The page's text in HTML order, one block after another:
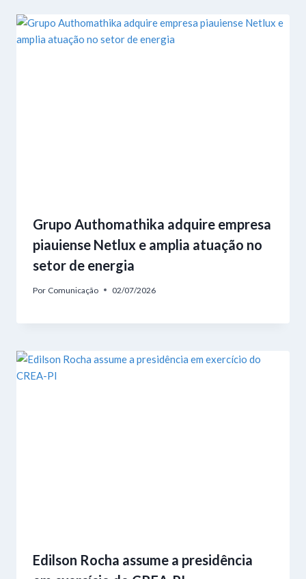
Grupo Authomathika adquire empresa
piauiense Netlux e amplia atuação no
setor de energia
Por Comunicação 02/07/2026
Edilson Rocha assume a presidência